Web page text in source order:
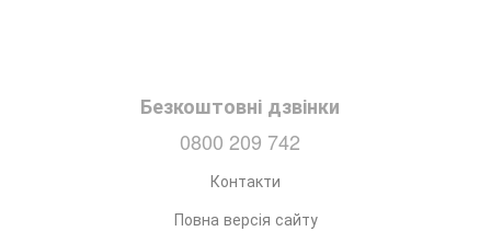
Безкоштовні дзвінки
0800 209 742
Контакти
Повна версія сайту